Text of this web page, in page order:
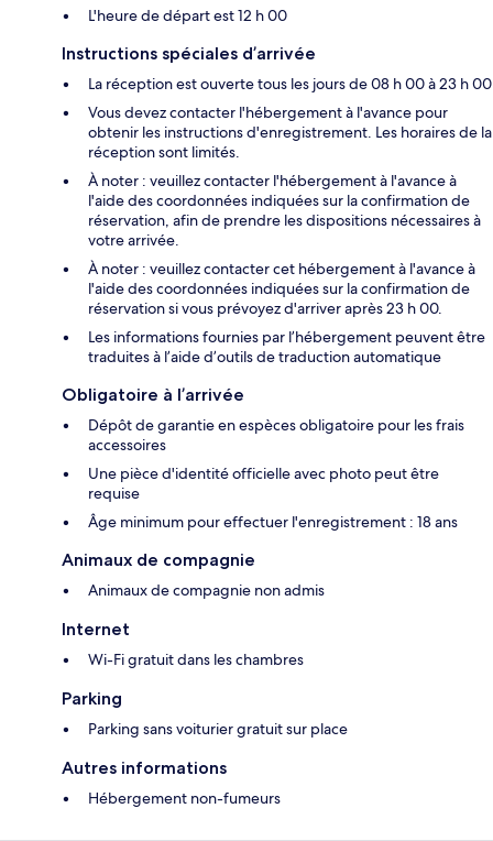
L'heure de départ est 12 h 00
Instructions spéciales d’arrivée
La réception est ouverte tous les jours de 08 h 00 à 23 h 00
Vous devez contacter l'hébergement à l'avance pour
obtenir les instructions d'enregistrement. Les horaires de la
réception sont limités.
À noter : veuillez contacter l'hébergement à l'avance à
l'aide des coordonnées indiquées sur la confirmation de
réservation, afin de prendre les dispositions nécessaires à
votre arrivée.
À noter : veuillez contacter cet hébergement à l'avance à
l'aide des coordonnées indiquées sur la confirmation de
réservation si vous prévoyez d'arriver après 23 h 00.
Les informations fournies par l’hébergement peuvent être
traduites à l’aide d’outils de traduction automatique
Obligatoire à l’arrivée
Dépôt de garantie en espèces obligatoire pour les frais
accessoires
Une pièce d'identité officielle avec photo peut être
requise
Âge minimum pour effectuer l'enregistrement : 18 ans
Animaux de compagnie
Animaux de compagnie non admis
Internet
Wi-Fi gratuit dans les chambres
Parking
Parking sans voiturier gratuit sur place
Autres informations
Hébergement non-fumeurs